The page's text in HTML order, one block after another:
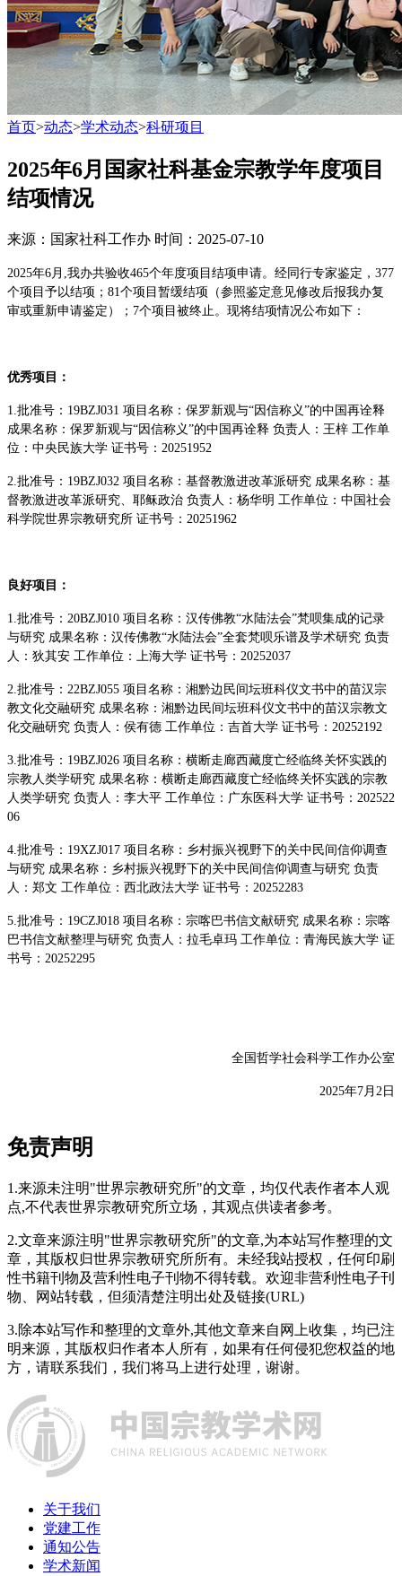
首页>动态>学术动态>科研项目
2025年6月国家社科基金宗教学年度项目
结项情况
来源：国家社科工作办 时间：2025-07-10
2025年6月,我办共验收465个年度项目结项申请。经同行专家鉴定，377
个项目予以结项；81个项目暂缓结项（参照鉴定意见修改后报我办复
审或重新申请鉴定）；7个项目被终止。现将结项情况公布如下：
优秀项目：
1.批准号：19BZJ031 项目名称：保罗新观与“因信称义”的中国再诠释
成果名称：保罗新观与“因信称义”的中国再诠释 负责人：王梓 工作单
位：中央民族大学 证书号：20251952
2.批准号：19BZJ032 项目名称：基督教激进改革派研究 成果名称：基
督教激进改革派研究、耶稣政治 负责人：杨华明 工作单位：中国社会
科学院世界宗教研究所 证书号：20251962
良好项目：
1.批准号：20BZJ010 项目名称：汉传佛教“水陆法会”梵呗集成的记录
与研究 成果名称：汉传佛教“水陆法会”全套梵呗乐谱及学术研究 负责
人：狄其安 工作单位：上海大学 证书号：20252037
2.批准号：22BZJ055 项目名称：湘黔边民间坛班科仪文书中的苗汉宗
教文化交融研究 成果名称：湘黔边民间坛班科仪文书中的苗汉宗教文
化交融研究 负责人：侯有德 工作单位：吉首大学 证书号：20252192
3.批准号：19BZJ026 项目名称：横断走廊西藏度亡经临终关怀实践的
宗教人类学研究 成果名称：横断走廊西藏度亡经临终关怀实践的宗教
人类学研究 负责人：李大平 工作单位：广东医科大学 证书号：202522
06
4.批准号：19XZJ017 项目名称：乡村振兴视野下的关中民间信仰调查
与研究 成果名称：乡村振兴视野下的关中民间信仰调查与研究 负责
人：郑文 工作单位：西北政法大学 证书号：20252283
5.批准号：19CZJ018 项目名称：宗喀巴书信文献研究 成果名称：宗喀
巴书信文献整理与研究 负责人：拉毛卓玛 工作单位：青海民族大学 证
书号：20252295
全国哲学社会科学工作办公室
2025年7月2日
免责声明
1.来源未注明"世界宗教研究所"的文章，均仅代表作者本人观
点,不代表世界宗教研究所立场，其观点供读者参考。
2.文章来源注明"世界宗教研究所"的文章,为本站写作整理的文
章，其版权归世界宗教研究所所有。未经我站授权，任何印刷
性书籍刊物及营利性电子刊物不得转载。欢迎非营利性电子刊
物、网站转载，但须清楚注明出处及链接(URL)
3.除本站写作和整理的文章外,其他文章来自网上收集，均已注
明来源，其版权归作者本人所有，如果有任何侵犯您权益的地
方，请联系我们，我们将马上进行处理，谢谢。
关于我们
党建工作
通知公告
学术新闻